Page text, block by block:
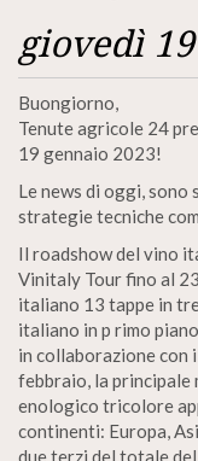
giovedì
Buongiorno,
Tenute agricole 24
19 gennaio 2023!
Le news di oggi,
strategie tecniche
Il roadshow del vino
Vinitaly Tour fino al
italiano 13 tappe in
italiano in p rimo
in collaborazione con
febbraio, la principale
enologico tricolore
continenti: Europa,
due terzi del totale